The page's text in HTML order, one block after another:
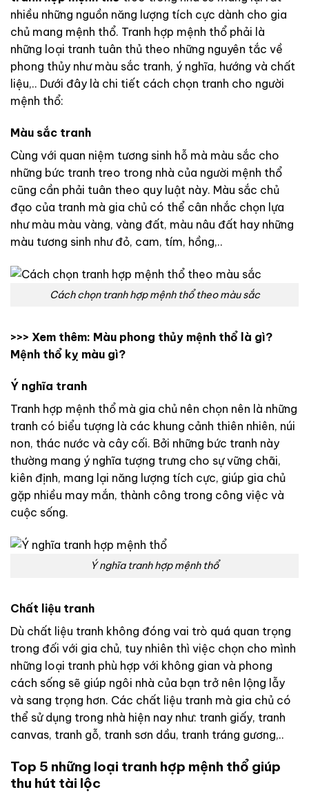
nhiều những nguồn năng lượng tích cực dành cho gia
chủ mang mệnh thổ. Tranh hợp mệnh thổ phải là
những loại tranh tuân thủ theo những nguyên tắc về
phong thủy như màu sắc tranh, ý nghĩa, hướng và chất
liệu,.. Dưới đây là chi tiết cách chọn tranh cho người
mệnh thổ:
Màu sắc tranh
Cùng với quan niệm tương sinh hỗ mà màu sắc cho
những bức tranh treo trong nhà của người mệnh thổ
cũng cần phải tuân theo quy luật này. Màu sắc chủ
đạo của tranh mà gia chủ có thể cân nhắc chọn lựa
như màu màu vàng, vàng đất, màu nâu đất hay những
màu tương sinh như đỏ, cam, tím, hồng,..
Cách chọn tranh hợp mệnh thổ theo màu sắc
>>> Xem thêm: Màu phong thủy mệnh thổ là gì?
Mệnh thổ kỵ màu gì?
Ý nghĩa tranh
Tranh hợp mệnh thổ mà gia chủ nên chọn nên là những
tranh có biểu tượng là các khung cảnh thiên nhiên, núi
non, thác nước và cây cối. Bởi những bức tranh này
thường mang ý nghĩa tượng trưng cho sự vững chãi,
kiên định, mang lại năng lượng tích cực, giúp gia chủ
gặp nhiều may mắn, thành công trong công việc và
cuộc sống.
Ý nghĩa tranh hợp mệnh thổ
Chất liệu tranh
Dù chất liệu tranh không đóng vai trò quá quan trọng
trong đối với gia chủ, tuy nhiên thì việc chọn cho mình
những loại tranh phù hợp với không gian và phong
cách sống sẽ giúp ngôi nhà của bạn trở nên lộng lẫy
và sang trọng hơn. Các chất liệu tranh mà gia chủ có
thể sử dụng trong nhà hiện nay như: tranh giấy, tranh
canvas, tranh gỗ, tranh sơn dầu, tranh tráng gương,..
Top 5 những loại tranh hợp mệnh thổ giúp
thu hút tài lộc